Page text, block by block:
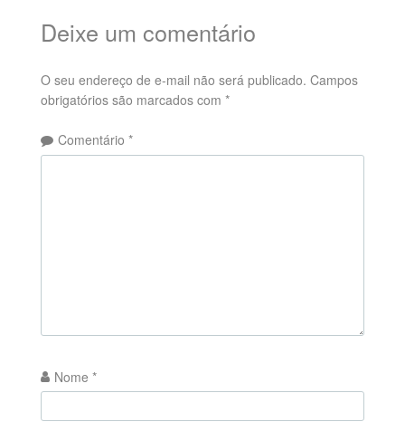
Deixe um comentário
O seu endereço de e-mail não será publicado. Campos
obrigatórios são marcados com *
Comentário *
Nome *